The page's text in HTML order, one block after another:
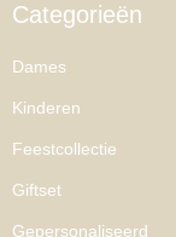
Categorieën
Dames
Kinderen
Feestcollectie
Giftset
Gepersonaliseerd